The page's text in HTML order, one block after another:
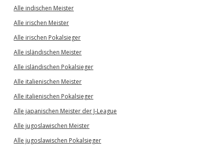
Alle indischen Meister
Alle irischen Meister
Alle irischen Pokalsieger
Alle isländischen Meister
Alle isländischen Pokalsieger
Alle italienischen Meister
Alle italienischen Pokalsieger
Alle japanischen Meister der J-League
Alle jugoslawischen Meister
Alle jugoslawischen Pokalsieger